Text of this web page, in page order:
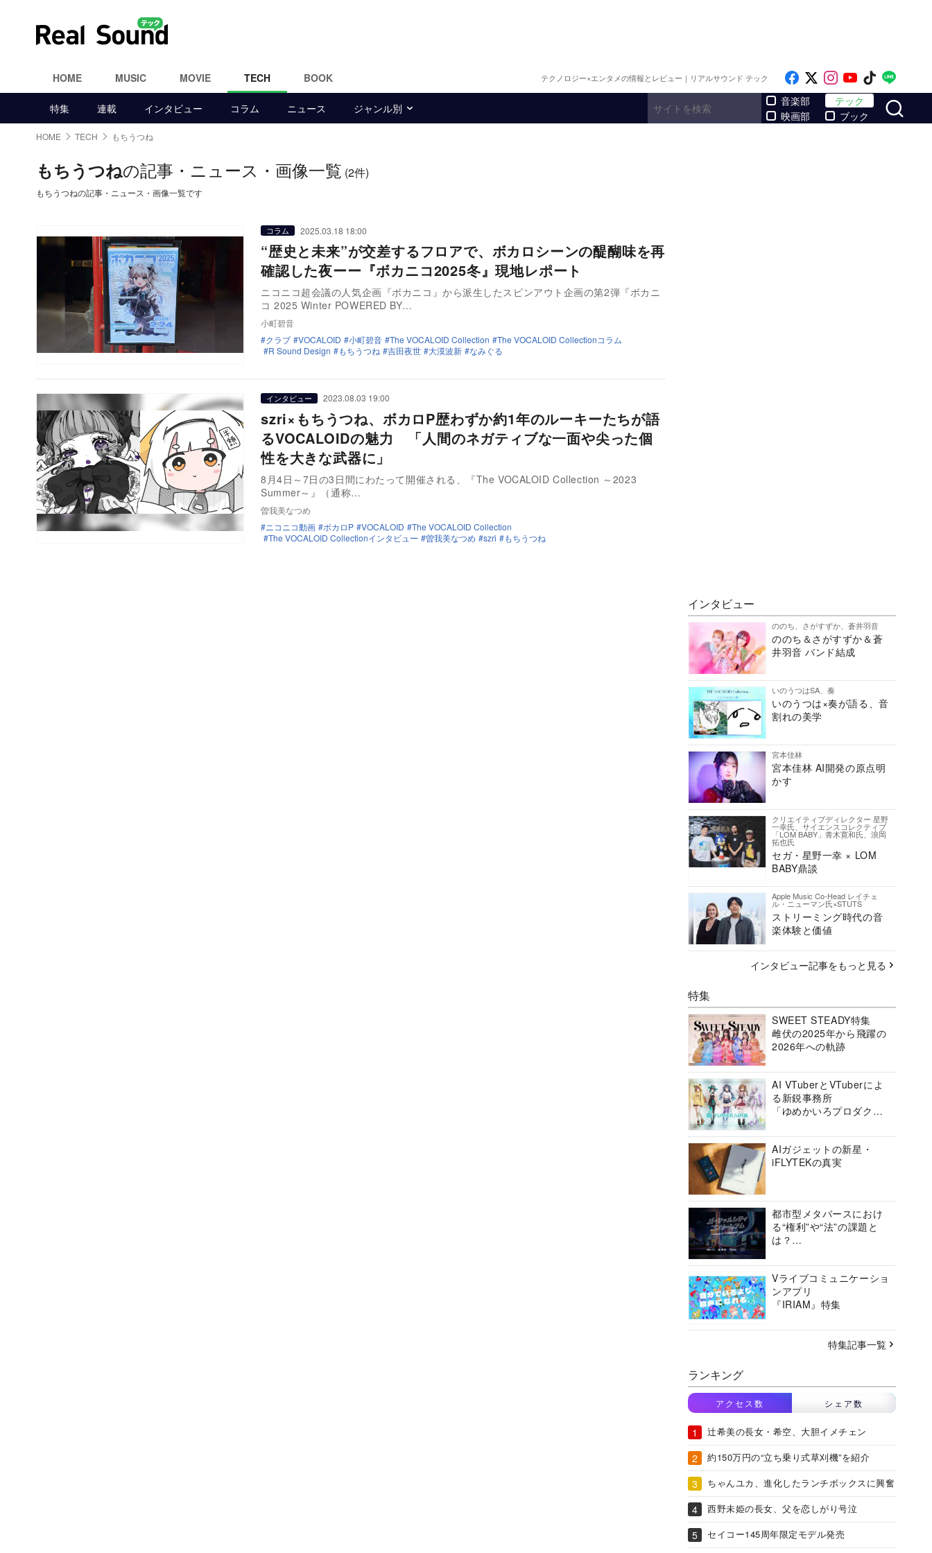
HOME MUSIC MOVIE TECH BOOK テクノロジー×エンタメの情報とレビュー｜リアルサウンド テック Like on Facebook
Follow on x
Follow on
Follow on
Follow
特集 連載 インタビュー コラム ニュース ジャンル別
音楽部
映画部
テック
ブック
HOME TECH もちうつね
もちうつねの記事・ニュース・画像一覧 (2件)
もちうつねの記事・ニュース・画像一覧です
コラム 2025.03.18 18:00
“歴史と未来”が交差するフロアで、ボカロシーンの醍醐味を再
確認した夜ーー『ボカニコ2025冬』現地レポート
ニコニコ超会議の人気企画『ボカニコ』から派生したスピンアウト企画の第2弾『ボカニ
コ 2025 Winter POWERED BY…
小町碧音
クラブ
VOCALOID 小町碧音 The VOCALOID Collection
The VOCALOID Collectionコラム
R Sound Design
もちうつね 吉田夜世 大漠波新 なみぐる
インタビュー 2023.08.03 19:00
szri×もちうつね、ボカロP歴わずか約1年のルーキーたちが語
るVOCALOIDの魅力 「人間のネガティブな一面や尖った個
性を大きな武器に」
8月4日～7日の3日間にわたって開催される、『The VOCALOID Collection ～2023
Summer～』（通称…
曽我美なつめ
ニコニコ動画
ボカロP VOCALOID
The VOCALOID Collection
The VOCALOID Collectionインタビュー
曽我美なつめ szri もちうつね
インタビュー
ののち、さがすずか、蒼井羽音
ののち＆さがすずか＆蒼
井羽音 バンド結成
いのうつはSA、奏
いのうつは×奏が語る、音
割れの美学
宮本佳林
宮本佳林 AI開発の原点明
かす
クリエイティブディレクター 星野
一幸氏、サイエンスコレクティブ
「LOM BABY」青木寛和氏、浪岡
拓也氏
セガ・星野一幸 × LOM
BABY鼎談
Apple Music Co-Head レイチェ
ル・ニューマン氏×STUTS
ストリーミング時代の音
楽体験と価値
インタビュー記事をもっと見る
特集
SWEET STEADY特集
雌伏の2025年から飛躍の
2026年への軌跡
AI VTuberとVTuberによ
る新鋭事務所
「ゆめかいろプロダクシ
AIガジェットの新星・
iFLYTEKの真実
都市型メタバースにおけ
る“権利”や“法”の課題と
は？
ーシアムの挑戦に迫る
Vライブコミュニケーショ
ンアプリ
『IRIAM』特集
特集記事一覧
ランキング
アクセス数 シェア数
辻希美の長女・希空、大胆イメチェン
約150万円の“立ち乗り式草刈機”を紹介
ちゃんユカ、進化したランチボックスに興奮
西野未姫の長女、父を恋しがり号泣
セイコー145周年限定モデル発売